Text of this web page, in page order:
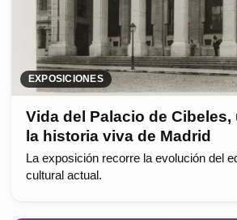
EXPOSICIONES
Vida del Palacio de Cibeles,
la historia viva de Madrid
La exposición recorre la evolución del
cultural actual.